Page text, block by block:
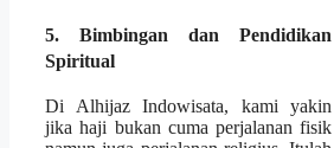
5. Bimbingan dan Pendidikan
Spiritual
Di Alhijaz Indowisata, kami yakin
jika haji bukan cuma perjalanan fisik